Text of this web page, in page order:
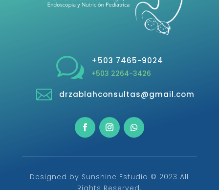
w +503 7465-9024
+503 2264-3426
 drzablahconsultas@gmail.com
Designed by Sunshine Estudio © 2023 All
Rights Reserved.